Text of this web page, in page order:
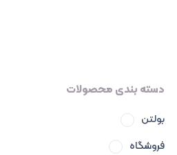
دسته بندی محصولات
بولتن
فروشگاه